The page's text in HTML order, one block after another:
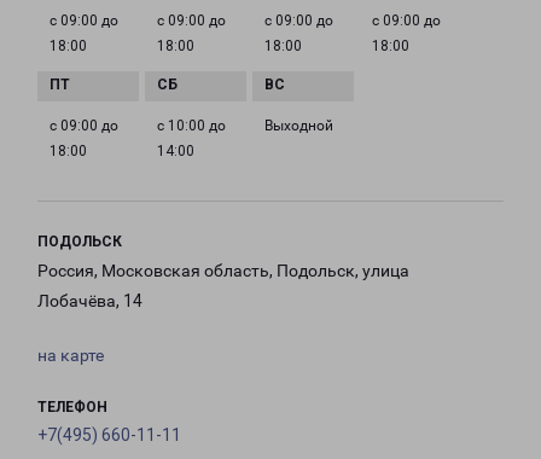
с 09:00 до
18:00
с 09:00 до
18:00
с 09:00 до
18:00
с 09:00 до
18:00
с 09:00 до
18:00
с 10:00 до
14:00
Выходной
ПОДОЛЬСК
Россия, Московская область, Подольск, улица
Лобачёва, 14
на карте
ТЕЛЕФОН
+7(495) 660-11-11